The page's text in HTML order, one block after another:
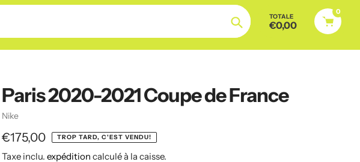
Chercher
TOTALE
€0,00
0
Paris 2020-2021 Coupe de France
Vendeuse
Nike
Prix
€175,00 TROP TARD, C'EST VENDU!
Taxe inclu. expédition calculé à la caisse.